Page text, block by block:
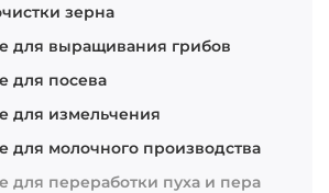
зерна
для выращивания грибов
для посева
для измельчения
для молочного производства
для переработки пуха и пера